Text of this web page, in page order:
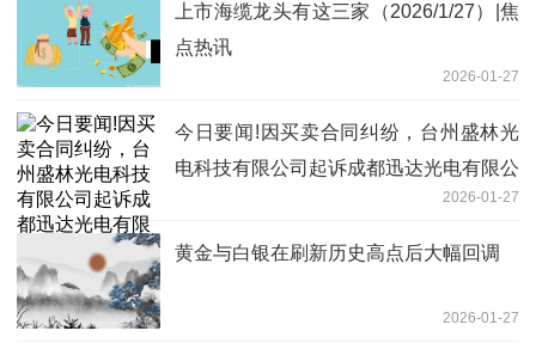
上市海缆龙头有这三家（2026/1/27）|焦
点热讯
2026-01-27
今日要闻!因买卖合同纠纷，台州盛林光
电科技有限公司起诉成都迅达光电有限公
2026-01-27
黄金与白银在刷新历史高点后大幅回调
2026-01-27